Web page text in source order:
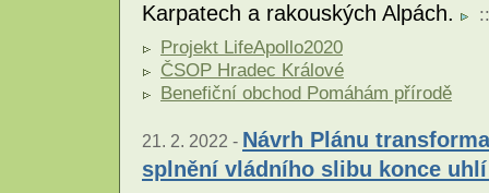
Karpatech a rakouských Alpách.
::
Projekt LifeApollo2020
ČSOP Hradec Králové
Benefiční obchod Pomáhám přírodě
21. 2. 2022 - Návrh Plánu
splnění vládního slibu konce uhlí